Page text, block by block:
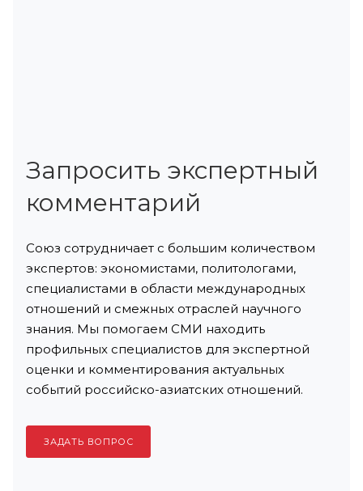
Запросить экспертный
комментарий
Союз сотрудничает с большим количеством
экспертов: экономистами, политологами,
специалистами в области международных
отношений и смежных отраслей научного
знания. Мы помогаем СМИ находить
профильных специалистов для экспертной
оценки и комментирования актуальных
событий российско-азиатских отношений.
ЗАДАТЬ ВОПРОС